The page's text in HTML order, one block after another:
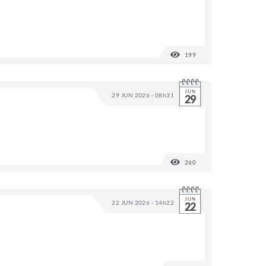
199
29 JUN 2026 - 08h31 JUN
29
260
22 JUN 2026 - 14h22 JUN
22